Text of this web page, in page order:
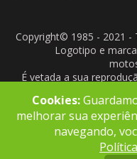
Copyright© 1985 - 2021 -
Logotipo e
É vetada a sua
- CNPJ:
Cookies:
melhorar sua
navegando,